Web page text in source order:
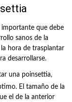
importante que debe
sanos de la
hora de trasplantar
desarrollarse.
una poinsettia,
El tamaño de la
el de la anterior